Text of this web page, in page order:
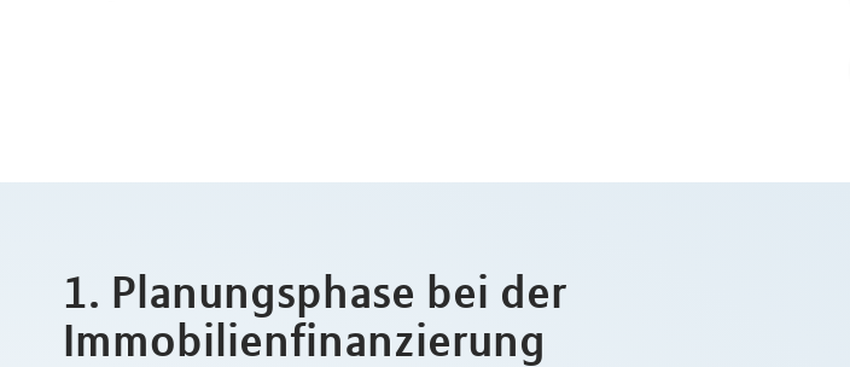
1. Planungsphase bei der
Immobilienfinanzierung